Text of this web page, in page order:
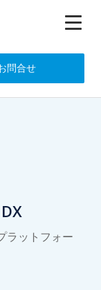
問合せ
ラットフォー